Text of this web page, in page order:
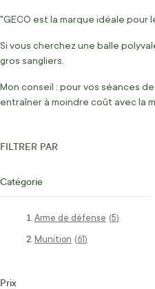
"GECO est la marque idéale pour
Si vous cherchez une balle
gros sangliers.
Mon conseil : pour vos séances
entraîner à moindre coût avec la
FILTRER PAR
Catégorie
Arme de défense 5
articles
Munition 61
articles
Prix